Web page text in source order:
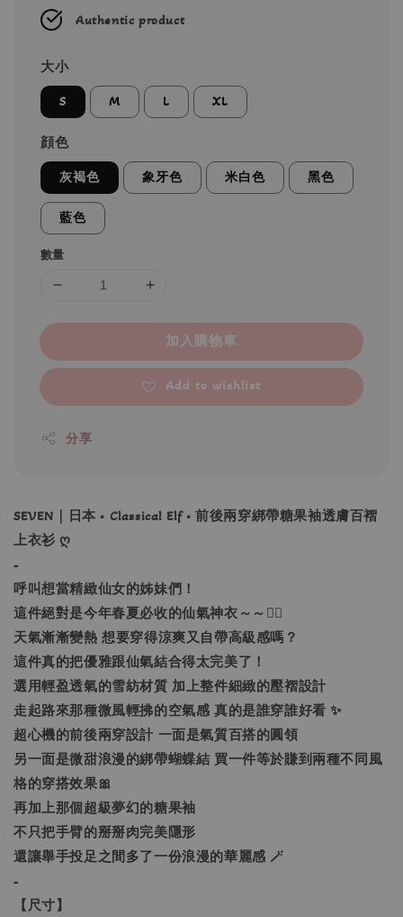
Authentic product
大小
S M L XL
顔色
灰褐色 象牙色 米白色 黑色
藍色
數量
加入購物車
Add to wishlist
分享
SEVEN｜日本 • Classical Elf • 前後兩穿綁帶糖果袖透膚百褶
上衣衫 ღ
-
呼叫想當精緻仙女的姊妹們！
這件絕對是今年春夏必收的仙氣神衣～～🧚‍♀️
天氣漸漸變熱 想要穿得涼爽又自帶高級感嗎？
這件真的把優雅跟仙氣結合得太完美了！
選用輕盈透氣的雪紡材質 加上整件細緻的壓褶設計
走起路來那種微風輕拂的空氣感 真的是誰穿誰好看 ✨
超心機的前後兩穿設計 一面是氣質百搭的圓領
另一面是微甜浪漫的綁帶蝴蝶結 買一件等於賺到兩種不同風
格的穿搭效果🎀
再加上那個超級夢幻的糖果袖
不只把手臂的掰掰肉完美隱形
還讓舉手投足之間多了一份浪漫的華麗感 🪄
-
【尺寸】